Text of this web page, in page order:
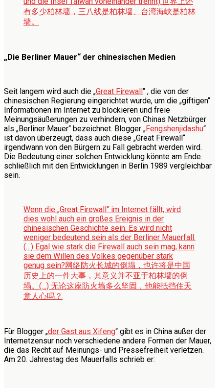
有多少柏林墙，三八线是柏林墙、台湾海峡是柏林
墙。
„Die Berliner Mauer“ der chinesischen Medien
Seit langem wird auch die „Great Firewall“ , die von der
chinesischen Regierung eingerichtet wurde, um die „giftigen“
Informationen im Internet zu blockieren und freie
Meinungsäußerungen zu verhindern, von Chinas Netzbürger
als „Berliner Mauer“ bezeichnet. Blogger „Fengshenjidashu“
ist davon überzeugt, dass auch diese „Great Firewall“
irgendwann von den Bürgern zu Fall gebracht werden wird.
Die Bedeutung einer solchen Entwicklung könnte am Ende
schließlich mit den Entwicklungen in Berlin 1989 vergleichbar
sein.
Wenn die „Great Firewall“ im Internet fällt, wird
dies wohl auch ein großes Ereignis in der
chinesischen Geschichte sein. Es wird nicht
weniger bedeutend sein als der Berliner Mauerfall.
(…) Egal wie stark die Firewall auch sein mag, kann
sie dem Willen des Volkes gegenüber stark
genug sein?网络防火长城的倒塌，也许将是中国
历史上的一件大事，其意义并不亚于柏林墙的倒
塌。(…) 无论这座防火墙多么坚固，他能抵挡住天
意人心吗？
Für Blogger „der Gast aus Xifeng“ gibt es in China außer der
Internetzensur noch verschiedene andere Formen der Mauer,
die das Recht auf Meinungs- und Pressefreiheit verletzen.
Am 20. Jahrestag des Mauerfalls schrieb er: